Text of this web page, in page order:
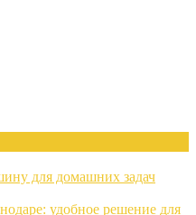
для домашних задач
удобное решение для